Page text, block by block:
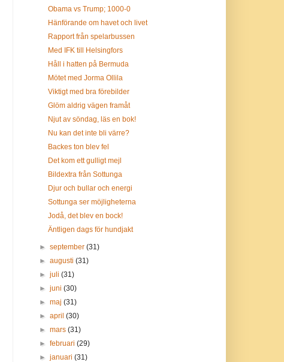
Obama vs Trump; 1000-0
Hänförande om havet och livet
Rapport från spelarbussen
Med IFK till Helsingfors
Håll i hatten på Bermuda
Mötet med Jorma Ollila
Viktigt med bra förebilder
Glöm aldrig vägen framåt
Njut av söndag, läs en bok!
Nu kan det inte bli värre?
Backes ton blev fel
Det kom ett gulligt mejl
Bildextra från Sottunga
Djur och bullar och energi
Sottunga ser möjligheterna
Jodå, det blev en bock!
Äntligen dags för hundjakt
► september (31)
► augusti (31)
► juli (31)
► juni (30)
► maj (31)
► april (30)
► mars (31)
► februari (29)
► januari (31)